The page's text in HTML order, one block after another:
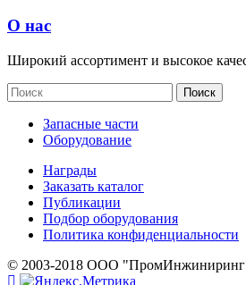
О нас
Широкий ассортимент и высокое
Запасные части
Оборудование
Награды
Заказать каталог
Публикации
Подбор оборудования
Политика конфиденциальности
© 2003-2018 ООО